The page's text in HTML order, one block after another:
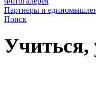
Партнеры и
Поиск
Учиться,